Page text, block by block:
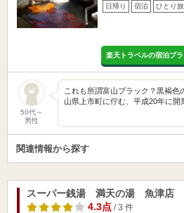
日帰り 宿泊 ひとり
楽天トラベルの宿泊プ
50代～
男性
これも所謂富山ブラック？黒褐色
山県上市町に佇む、平成20年に開
関連情報から探す
スーパー銭湯 満天の湯 魚津店
4.3点/ 3 件